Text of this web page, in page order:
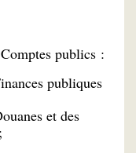
publics :
publiques
et des